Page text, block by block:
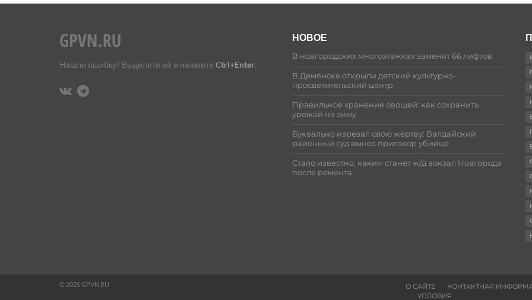
Нашли ошибку? Выделите её и нажмите Ctrl+Enter.
НОВОЕ
В новгородских многоэтажках заменят 66 лифтов
В Демянске открыли детский культурно-
просветительский центр
Правильное хранение овощей: как сохранить
урожай на зиму
Буквально изрезал свою жертву: Валдайский
районный суд вынес приговор убийце
Стало известно, каким станет ж/д вокзал Новгорода
после ремонта
О САЙТЕ
КОНТАКТНАЯ
УСЛОВИЯ
© 2025 GPVN.RU